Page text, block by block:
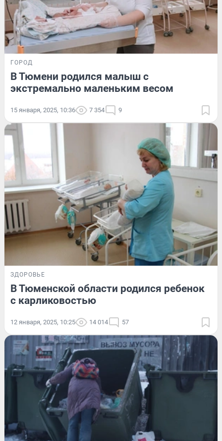
ГОРОД
В Тюмени родился малыш с
экстремально маленьким весом
15 января, 2025, 10:36 7 354 9
ЗДОРОВЬЕ
В Тюменской области родился ребенок
с карликовостью
12 января, 2025, 10:25 14 014 57